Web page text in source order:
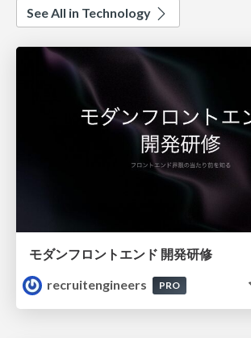
See All in Technology
モダンフロントエンド 開発研修
recruitengineers
PRO